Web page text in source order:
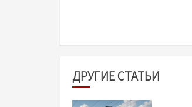
ДРУГИЕ СТАТЬИ